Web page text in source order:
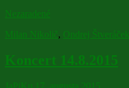
Nezaradené
Milan Nikolič, Ondrej Štveráček
Koncert 14.8.2015
JaPiKu 17. augusta 2015